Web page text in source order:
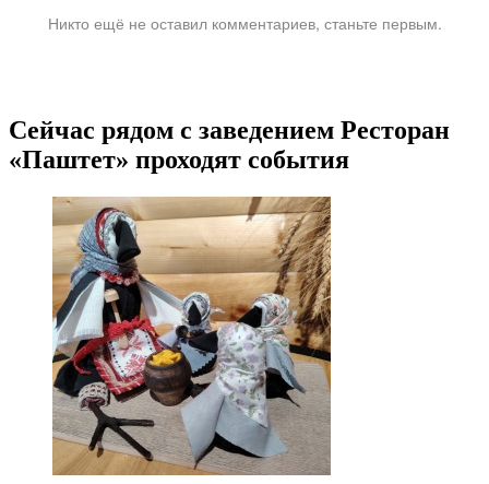
Никто ещё не оставил комментариев, станьте первым.
Сейчас рядом с заведением Ресторан
«Паштет» проходят события